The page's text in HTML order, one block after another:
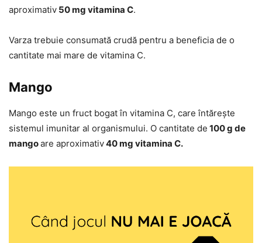
aproximativ 50 mg vitamina C.
Varza trebuie consumată crudă pentru a beneficia de o
cantitate mai mare de vitamina C.
Mango
Mango este un fruct bogat în vitamina C, care întărește
sistemul imunitar al organismului. O cantitate de 100 g de
mangoare aproximativ40 mg vitamina C.